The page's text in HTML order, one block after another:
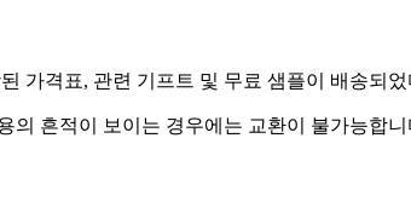
가격표, 관련 기프트 및 무료 샘플이 배송되
의 흔적이 보이는 경우에는 교환이 불가능합니